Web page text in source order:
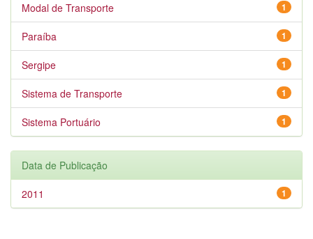
1
Modal de Transporte
1
Paraíba
1
Sergipe
1
Sistema de Transporte
1
Sistema Portuário
Data de Publicação
1
2011